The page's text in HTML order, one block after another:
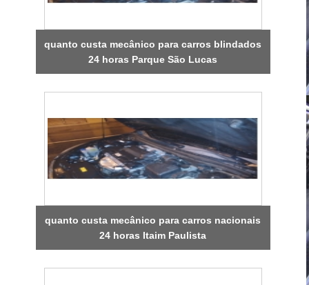
quanto custa mecânico para carros blindados
24 horas Parque São Lucas
quanto custa mecânico para carros nacionais
24 horas Itaim Paulista